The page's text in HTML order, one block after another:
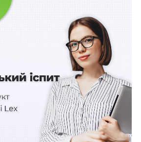
бланків протоколів про
та внесення відповідних
поліції бланків протоколів
стосовно
проводитиметься службове